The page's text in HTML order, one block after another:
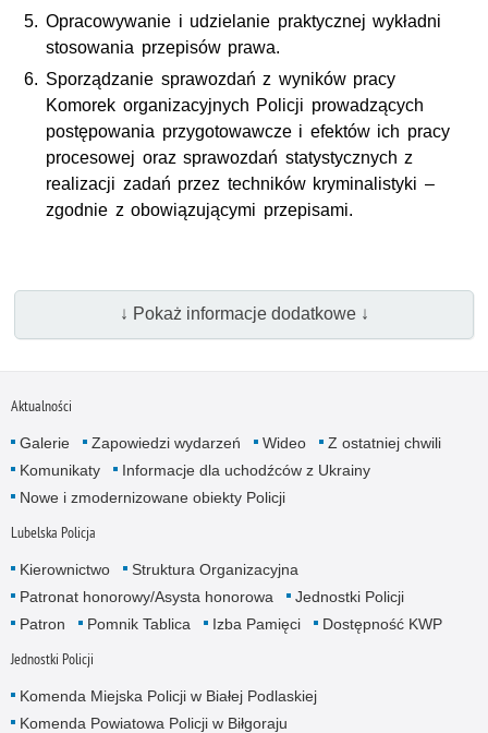
Opracowywanie i udzielanie praktycznej wykładni
stosowania przepisów prawa.
Sporządzanie sprawozdań z wyników pracy
Komorek organizacyjnych Policji prowadzących
postępowania przygotowawcze i efektów ich pracy
procesowej oraz sprawozdań statystycznych z
realizacji zadań przez techników kryminalistyki –
zgodnie z obowiązującymi przepisami.
↓ Pokaż informacje dodatkowe ↓
Aktualności
Galerie Zapowiedzi wydarzeń Wideo
Z ostatniej chwili
Komunikaty
Informacje dla uchodźców z Ukrainy
Nowe i zmodernizowane obiekty Policji
Lubelska Policja
Kierownictwo
Struktura Organizacyjna
Patronat honorowy/Asysta honorowa
Jednostki Policji
Patron
Pomnik Tablica Izba Pamięci Dostępność KWP
Jednostki Policji
Komenda Miejska Policji w Białej Podlaskiej
Komenda Powiatowa Policji w Biłgoraju